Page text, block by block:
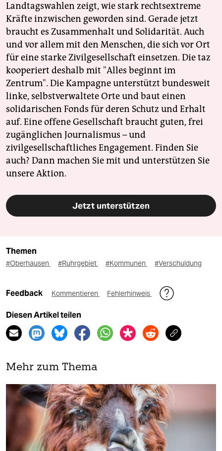
Landtagswahlen zeigt, wie stark rechtsextreme
Kräfte inzwischen geworden sind. Gerade jetzt
braucht es Zusammenhalt und Solidarität. Auch
und vor allem mit den Menschen, die sich vor Ort
für eine starke Zivilgesellschaft einsetzen. Die taz
kooperiert deshalb mit "Alles beginnt im
Zentrum". Die Kampagne unterstützt bundesweit
linke, selbstverwaltete Orte und baut einen
solidarischen Fonds für deren Schutz und Erhalt
auf. Eine offene Gesellschaft braucht guten, frei
zugänglichen Journalismus – und
zivilgesellschaftliches Engagement. Finden Sie
auch? Dann machen Sie mit und unterstützen Sie
unsere Aktion.
Jetzt unterstützen
Themen
#Oberhausen #Ruhrgebiet #Kommunen #Verschuldung
Feedback Kommentieren Fehlerhinweis
Diesen Artikel teilen
Mehr zum Thema